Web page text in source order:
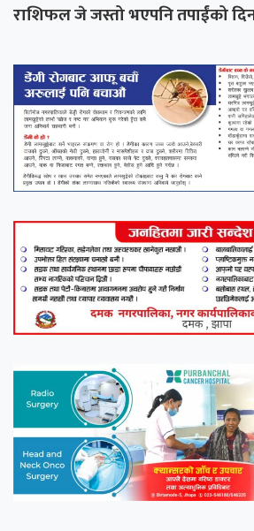
राशिफल जे जस्तो भएपनि तपाईंको